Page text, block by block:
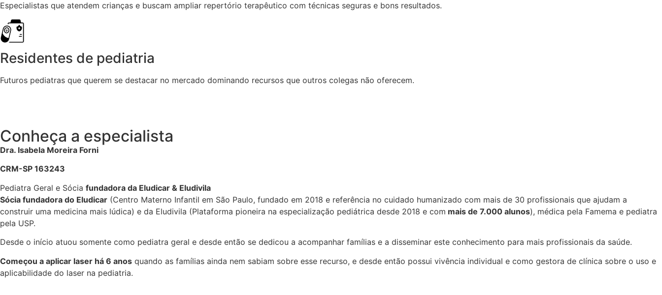
Especialistas que atendem crianças e buscam ampliar repertório terapêutico com técnicas seguras e bons resultados.
Residentes de pediatria
Futuros pediatras que querem se destacar no mercado dominando recursos que outros colegas não oferecem.
Conheça a especialista
Dra. Isabela Moreira Forni
CRM-SP 163243
Pediatra Geral e Sócia fundadora da Eludicar & Eludivila
Sócia fundadora do Eludicar (Centro Materno Infantil em São Paulo, fundado em 2018 e referência no cuidado humanizado com mais de 30 profissionais que ajudam a
construir uma medicina mais lúdica) e da Eludivila (Plataforma pioneira na especialização pediátrica desde 2018 e com mais de 7.000 alunos), médica pela Famema e pediatra
pela USP.
Desde o início atuou somente como pediatra geral e desde então se dedicou a acompanhar famílias e a disseminar este conhecimento para mais profissionais da saúde.
Começou a aplicar laser há 6 anos quando as famílias ainda nem sabiam sobre esse recurso, e desde então possui vivência individual e como gestora de clínica sobre o uso e
aplicabilidade do laser na pediatria.